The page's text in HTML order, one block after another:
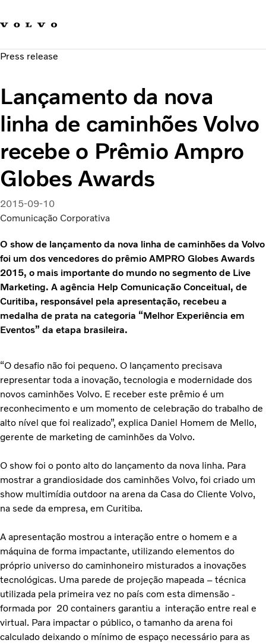
Carreira
Sustentabilidade e Segurança
Press release
Lançamento da nova
linha de caminhões Volvo
recebe o Prêmio Ampro
Globes Awards
2015-09-10
Comunicação Corporativa
O show de lançamento da nova linha de caminhões da Volvo
foi um dos vencedores do prêmio AMPRO Globes Awards
2015, o mais importante do mundo no segmento de Live
Marketing. A agência Help Comunicação Conceitual, de
Curitiba, responsável pela apresentação, recebeu a
medalha de prata na categoria “Melhor Experiência em
Eventos” da etapa brasileira.
“O desafio não foi pequeno. O lançamento precisava
representar toda a inovação, tecnologia e modernidade dos
novos caminhões Volvo. E receber este prêmio é um
reconhecimento e um momento de celebração do trabalho de
alto nível que foi realizado”, explica Daniel Homem de Mello,
gerente de marketing de caminhões da Volvo.
O show foi o ponto alto do lançamento da nova linha. Para
mostrar a grandiosidade dos caminhões Volvo, foi criado um
show multimídia outdoor na arena da Casa do Cliente Volvo,
na sede da empresa, em Curitiba.
A apresentação mostrou a interação entre o homem e a
máquina de forma impactante, utilizando elementos do
próprio universo do caminhoneiro misturados a inovações
tecnológicas. Uma parede de projeção mapeada – técnica
utilizada pela primeira vez no país com esta dimensão -
formada por 20 containers garantiu a interação entre real e
virtual. Para impactar o público, o tamanho da arena foi
calculado deixando o mínimo de espaço necessário para as